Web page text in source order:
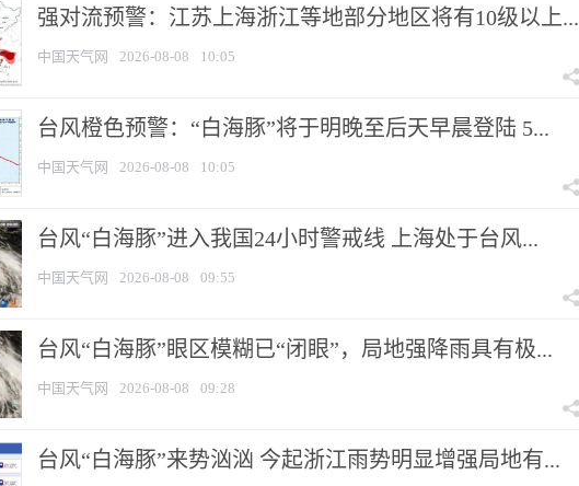
强对流预警：江苏上海浙江等地部分地区将有10级以上...
中国天气网 2026-08-08 10:05
台风橙色预警：“白海豚”将于明晚至后天早晨登陆 5...
中国天气网 2026-08-08 10:05
台风“白海豚”进入我国24小时警戒线 上海处于台风...
中国天气网 2026-08-08 09:55
台风“白海豚”眼区模糊已“闭眼”，局地强降雨具有极...
中国天气网 2026-08-08 09:28
台风“白海豚”来势汹汹 今起浙江雨势明显增强局地有...